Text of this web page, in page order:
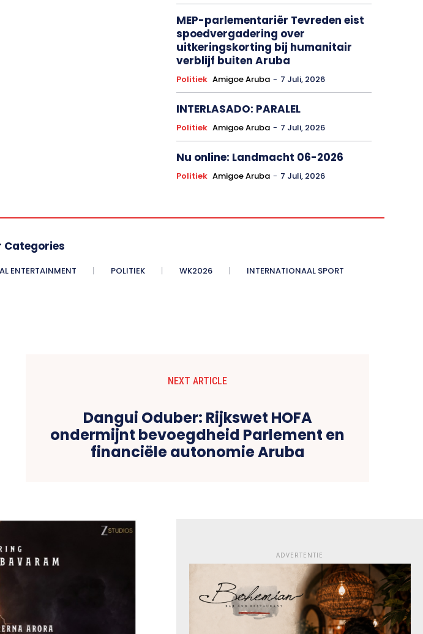
MEP-parlementariër Tevreden eist
spoedvergadering over
uitkeringskorting bij humanitair
verblijf buiten Aruba
Politiek Amigoe Aruba - 7 Juli, 2026
INTERLASADO: PARALEL
Politiek Amigoe Aruba - 7 Juli, 2026
Nu online: Landmacht 06-2026
Politiek Amigoe Aruba - 7 Juli, 2026
Categories
ENTERTAINMENT POLITIEK WK2026 INTERNATIONAAL SPORT
NEXT ARTICLE
Dangui Oduber: Rijkswet HOFA
ondermijnt bevoegdheid Parlement en
financiële autonomie Aruba